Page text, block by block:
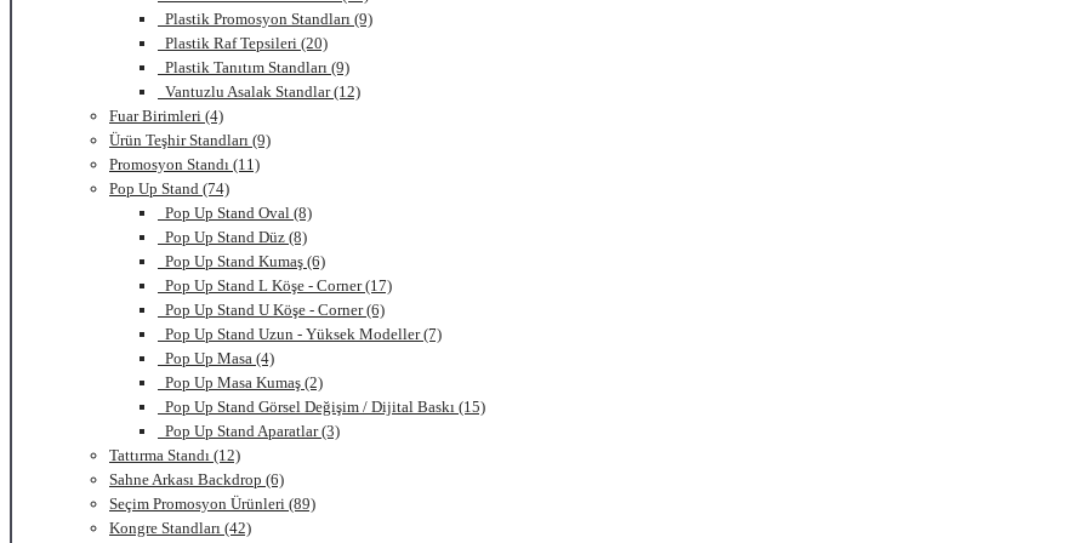
Plastik Promosyon Standları (9)
Plastik Raf Tepsileri (20)
Plastik Tanıtım Standları (9)
Vantuzlu Asalak Standlar (12)
Fuar Birimleri (4)
Ürün Teşhir Standları (9)
Promosyon Standı (11)
Pop Up Stand (74)
Pop Up Stand Oval (8)
Pop Up Stand Düz (8)
Pop Up Stand Kumaş (6)
Pop Up Stand L Köşe - Corner (17)
Pop Up Stand U Köşe - Corner (6)
Pop Up Stand Uzun - Yüksek Modeller (7)
Pop Up Masa (4)
Pop Up Masa Kumaş (2)
Pop Up Stand Görsel Değişim / Dijital Baskı (15)
Pop Up Stand Aparatlar (3)
Tattırma Standı (12)
Sahne Arkası Backdrop (6)
Seçim Promosyon Ürünleri (89)
Kongre Standları (42)